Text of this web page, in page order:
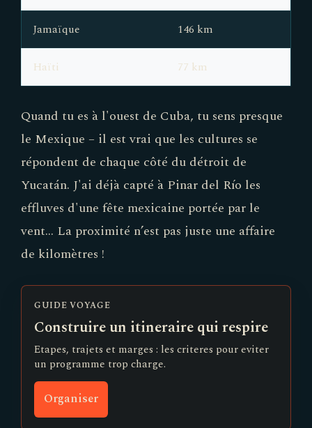
Jamaïque 146 km
Haïti 77 km
Quand tu es à l'ouest de Cuba, tu sens presque
le Mexique – il est vrai que les cultures se
répondent de chaque côté du détroit de
Yucatán. J'ai déjà capté à Pinar del Río les
effluves d'une fête mexicaine portée par le
vent... La proximité n’est pas juste une affaire
de kilomètres !
GUIDE VOYAGE
Construire un itineraire qui respire
Etapes, trajets et marges : les criteres pour eviter
un programme trop charge.
Organiser